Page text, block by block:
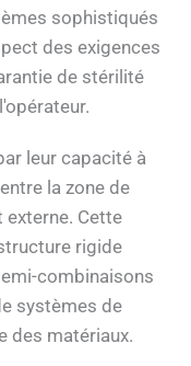
sophistiqués
des exigences
de stérilité
leur capacité à
la zone de
externe. Cette
rigide
combinaisons
systèmes de
des matériaux.